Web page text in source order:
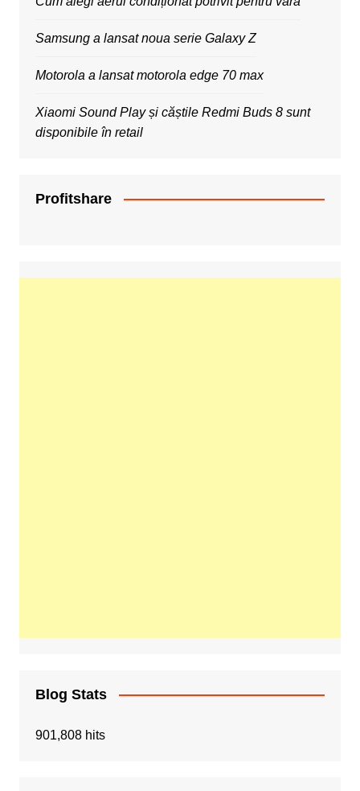
Samsung a lansat noua serie Galaxy Z
Motorola a lansat motorola edge 70 max
Xiaomi Sound Play și căștile Redmi Buds 8 sunt
disponibile în retail
Profitshare
Blog Stats
901,808 hits